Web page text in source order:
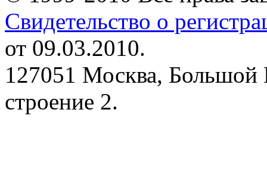
Свидетельство о
от 09.03.2010.
127051 Москва, Большой
строение 2.